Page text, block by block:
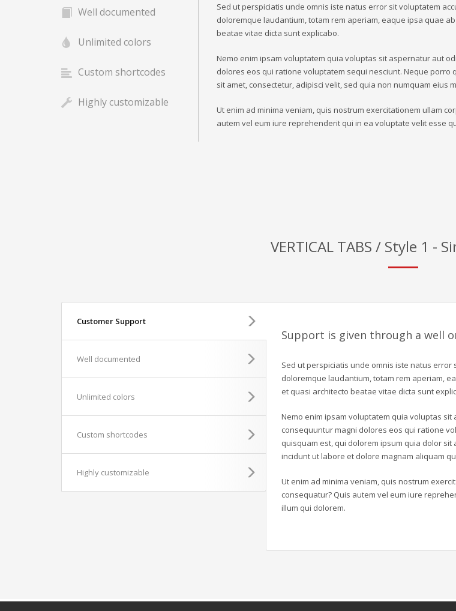
Well documented
Unlimited colors
Custom shortcodes
Highly customizable
Sed ut perspiciatis unde omnis iste natus error sit voluptatem
doloremque laudantium, totam rem aperiam, eaque ipsa quae
beatae vitae dicta sunt explicabo.
Nemo enim ipsam voluptatem quia voluptas sit aspernatur aut
dolores eos qui ratione voluptatem sequi nesciunt. Neque porro
sit amet, consectetur, adipisci velit, sed quia non numquam
Ut enim ad minima veniam, quis nostrum exercitationem ullam
autem vel eum iure reprehenderit qui in ea voluptate velit esse
VERTICAL TABS / Style 1 -
Customer Support
Well documented
Unlimited colors
Custom shortcodes
Highly customizable
Support is given through a well
Sed ut perspiciatis unde omnis iste natus error
doloremque laudantium, totam rem aperiam,
et quasi architecto beatae vitae dicta sunt
Nemo enim ipsam voluptatem quia voluptas
consequuntur magni dolores eos qui ratione
quisquam est, qui dolorem ipsum quia dolor
incidunt ut labore et dolore magnam aliquam
Ut enim ad minima veniam, quis nostrum
consequatur? Quis autem vel eum iure
illum qui dolorem.